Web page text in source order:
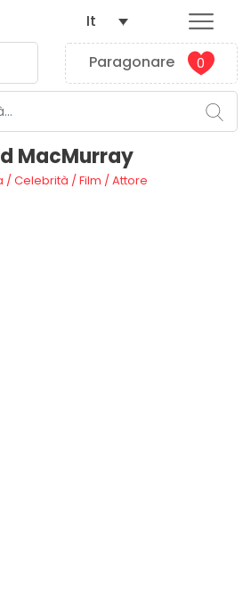
Paragonare 0
It
MacMurray
/Celebrità /Film /Attore